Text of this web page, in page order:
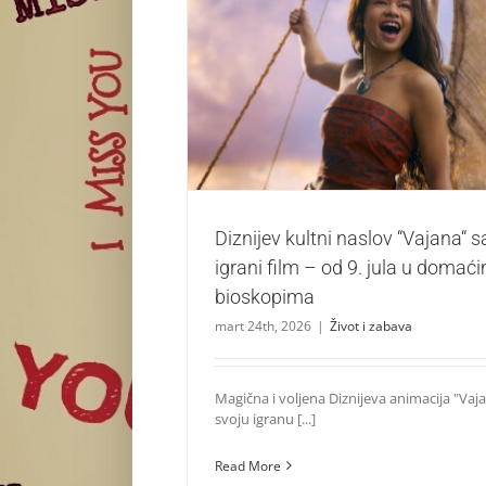
Diznijev kultni naslov “Vajana“ sada kao
jula u domaćim bioskopima
Život i zabava
Diznijev kultni naslov “Vajana“
igrani film – od 9. jula u
bioskopima
mart 24th, 2026 | Život i zabava
Magična i voljena Diznijeva animacija
svoju igranu [...]
Read More